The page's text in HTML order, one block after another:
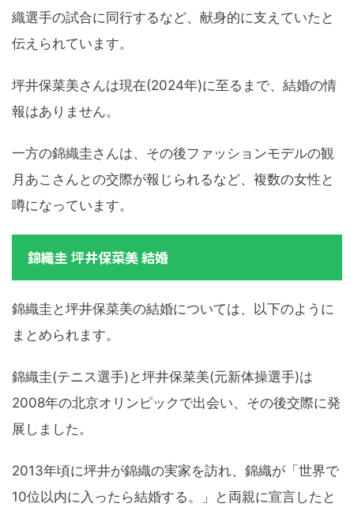
織選手の試合に同行するなど、献身的に支えていたと
伝えられています。
坪井保菜美さんは現在(2024年)に至るまで、結婚の情
報はありません。
一方の錦織圭さんは、その後ファッションモデルの観
月あこさんとの交際が報じられるなど、複数の女性と
噂になっています。
錦織圭 坪井保菜美 結婚
錦織圭と坪井保菜美の結婚については、以下のように
まとめられます。
錦織圭(テニス選手)と坪井保菜美(元新体操選手)は
2008年の北京オリンピックで出会い、その後交際に発
展しました。
2013年頃に坪井が錦織の実家を訪れ、錦織が「世界で
10位以内に入ったら結婚する。」と両親に宣言したと